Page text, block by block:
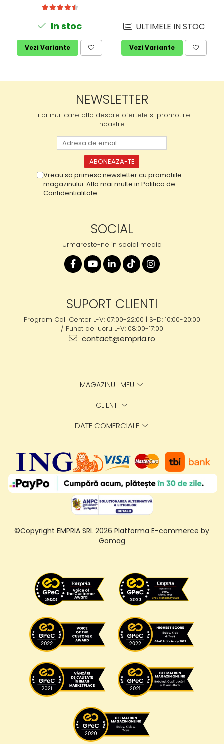
In stoc
Vezi Variante
ULTIMELE IN STOC
Vezi Variante
NEWSLETTER
Fii primul care afla despre ofertele si promotiile
noastre
Vreau sa primesc newsletter cu promotiile
magazinului. Afla mai multe in Politica de
Confidentialitate
SOCIAL
Urmareste-ne in social media
SUPORT CLIENTI
Program Call Center L-V: 07:00-22:00 | S-D: 10:00-20:00
/ Punct de lucru L-V: 08:00-17:00
contact@empria.ro
MAGAZINUL MEU
CLIENTI
DATE COMERCIALE
©Copyright EMPRIA SRL 2026 Platforma E-commerce by
Gomag